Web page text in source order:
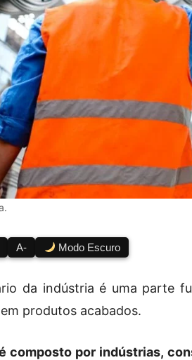
A- Modo Escuro
da indústria é uma parte
produtos acabados.
composto por indústrias,